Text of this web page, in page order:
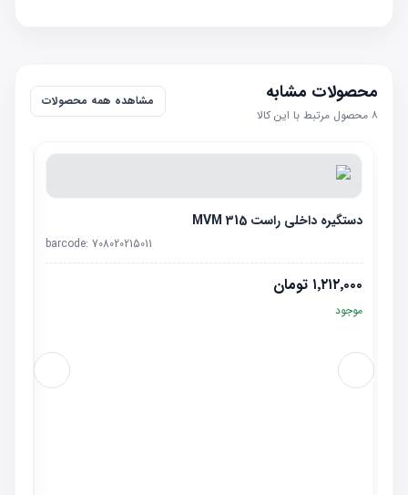
محصولات مشابه
۸ محصول مرتبط با این کالا
مشاهده همه محصولات
دستگیره داخلی راست MVM 315
barcode: 708020215011
۱٬۲۱۲٬۰۰۰ تومان
موجود